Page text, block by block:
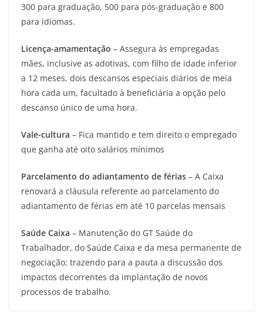
300 para graduação, 500 para pós-graduação e 800
para idiomas.
Licença-amamentação – Assegura às empregadas
mães, inclusive as adotivas, com filho de idade inferior
a 12 meses, dois descansos especiais diários de meia
hora cada um, facultado à beneficiária a opção pelo
descanso único de uma hora.
Vale-cultura – Fica mantido e tem direito o empregado
que ganha até oito salários mínimos
Parcelamento do adiantamento de férias – A Caixa
renovará a cláusula referente ao parcelamento do
adiantamento de férias em até 10 parcelas mensais
Saúde Caixa – Manutenção do GT Saúde do
Trabalhador, do Saúde Caixa e da mesa permanente de
negociação; trazendo para a pauta a discussão dos
impactos decorrentes da implantação de novos
processos de trabalho.